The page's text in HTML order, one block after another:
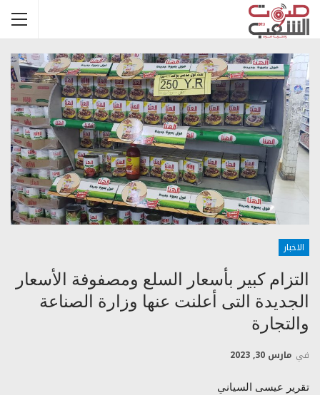
الاخبار
التزام كبير بأسعار السلع ومصفوفة الأسعار
الجديدة التى أعلنت عنها وزارة الصناعة
والتجارة
في مارس 30, 2023
تقرير عيسى السياني